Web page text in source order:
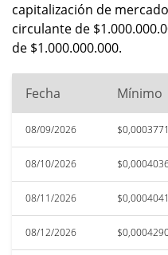
capitalización de
circulante de
de $1.000.000.000.
Fecha Mínimo
08/09/2026
08/10/2026
08/11/2026
08/12/2026